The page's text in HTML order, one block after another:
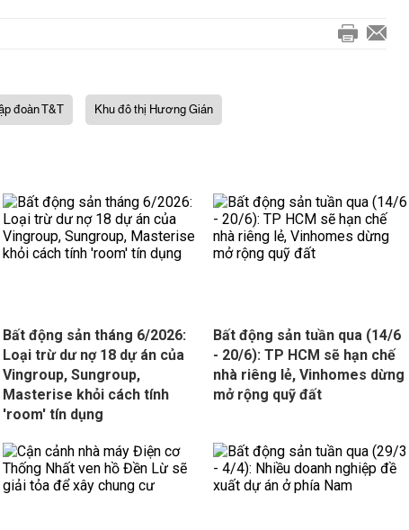
đoàn T&T Khu đô thị Hương Gián
Bất động sản tháng 6/2026:
Loại trừ dư nợ 18 dự án của
Vingroup, Sungroup,
Masterise khỏi cách tính
'room' tín dụng
Bất động sản tuần qua (14/6
- 20/6): TP HCM sẽ hạn chế
nhà riêng lẻ, Vinhomes dừng
mở rộng quỹ đất